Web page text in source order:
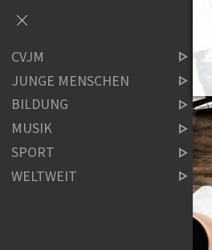
CVJM
JUNGE MENSCHEN
BILDUNG
MUSIK
SPORT
WELTWEIT